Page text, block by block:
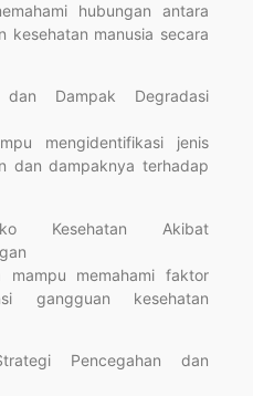
hubungan antara
kesehatan manusia secara
dan Dampak Degradasi
mengidentifikasi jenis
dan dampaknya terhadap
Kesehatan Akibat
mampu memahami faktor
gangguan kesehatan
Pencegahan dan